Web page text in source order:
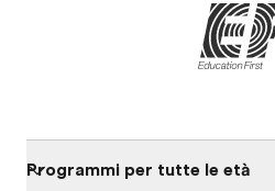
Programmi per tutte le età